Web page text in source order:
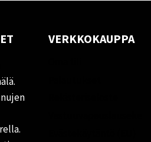
VERKKOKAUPPA